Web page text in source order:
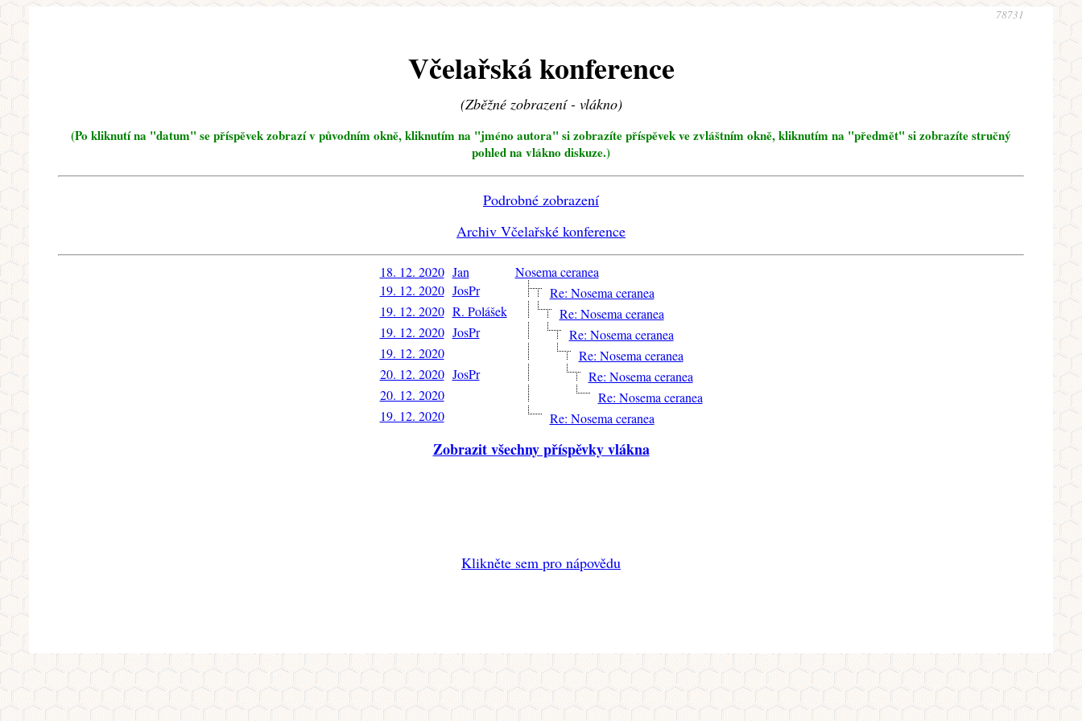
78731
Včelařská konference
(Zběžné zobrazení - vlákno)
(Po kliknutí na "datum" se příspěvek zobrazí v původním okně, kliknutím na "jméno autora" si zobrazíte příspěvek ve zvláštním okně, kliknutím na "předmět" si zobrazíte stručný
pohled na vlákno diskuze.)
Podrobné zobrazení
Archiv Včelařské konference
18. 12. 2020 Jan
Nosema ceranea
19. 12. 2020 JosPr
Re: Nosema ceranea
19. 12. 2020 R. Polášek
Re: Nosema ceranea
19. 12. 2020 JosPr
Re: Nosema ceranea
19. 12. 2020
Re: Nosema ceranea
20. 12. 2020 JosPr
Re: Nosema ceranea
20. 12. 2020
Re: Nosema ceranea
19. 12. 2020
Re: Nosema ceranea
Zobrazit všechny příspěvky vlákna
Klikněte sem pro nápovědu